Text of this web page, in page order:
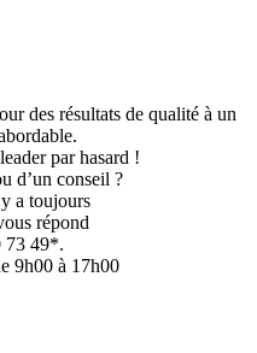
des résultats de qualité à un
par hasard !
d’un conseil ?
a toujours
répond
73 49*.
9h00 à 17h00